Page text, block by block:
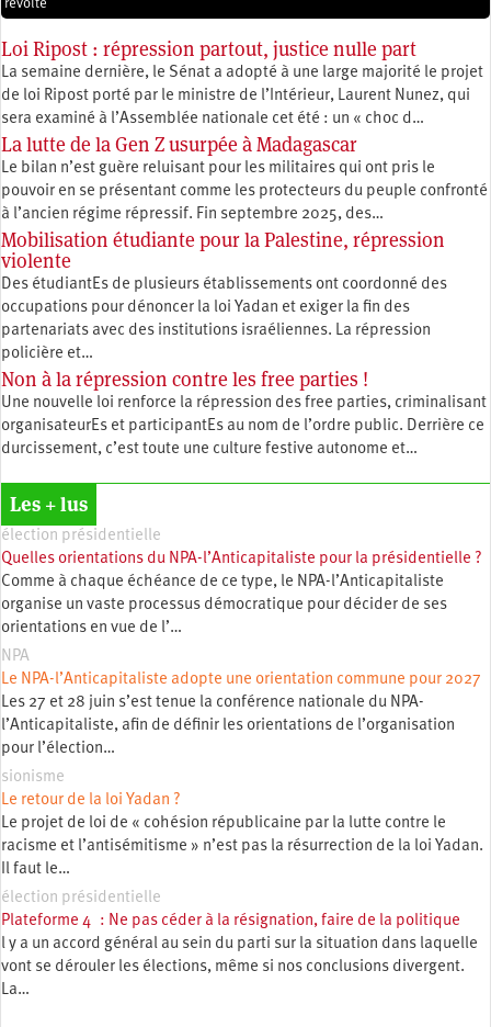
révolte
Loi Ripost : répression partout, justice nulle part
La semaine dernière, le Sénat a adopté à une large majorité le projet
de loi Ripost porté par le ministre de l’Intérieur, Laurent Nunez, qui
sera examiné à l’Assemblée nationale cet été : un « choc d…
La lutte de la Gen Z usurpée à Madagascar
Le bilan n’est guère reluisant pour les militaires qui ont pris le
pouvoir en se présentant comme les protecteurs du peuple confronté
à l’ancien régime répressif. Fin septembre 2025, des…
Mobilisation étudiante pour la Palestine, répression
violente
Des étudiantEs de plusieurs établissements ont coordonné des
occupations pour dénoncer la loi Yadan et exiger la fin des
partenariats avec des institutions israéliennes. La répression
policière et…
Non à la répression contre les free parties !
Une nouvelle loi renforce la répression des free parties, criminalisant
organisateurEs et participantEs au nom de l’ordre public. Derrière ce
durcissement, c’est toute une culture festive autonome et…
Les + lus
élection présidentielle
Quelles orientations du NPA-l’Anticapitaliste pour la présidentielle ?
Comme à chaque échéance de ce type, le NPA-l’Anticapitaliste
organise un vaste processus démocratique pour décider de ses
orientations en vue de l’…
NPA
Le NPA-l’Anticapitaliste adopte une orientation commune pour 2027
Les 27 et 28 juin s’est tenue la conférence nationale du NPA-
l’Anticapitaliste, afin de définir les orientations de l’organisation
pour l’élection…
sionisme
Le retour de la loi Yadan ?
Le projet de loi de « cohésion républicaine par la lutte contre le
racisme et l’antisémitisme » n’est pas la résurrection de la loi Yadan.
Il faut le…
élection présidentielle
Plateforme 4 : Ne pas céder à la résignation, faire de la politique
l y a un accord général au sein du parti sur la situation dans laquelle
vont se dérouler les élections, même si nos conclusions divergent.
La…